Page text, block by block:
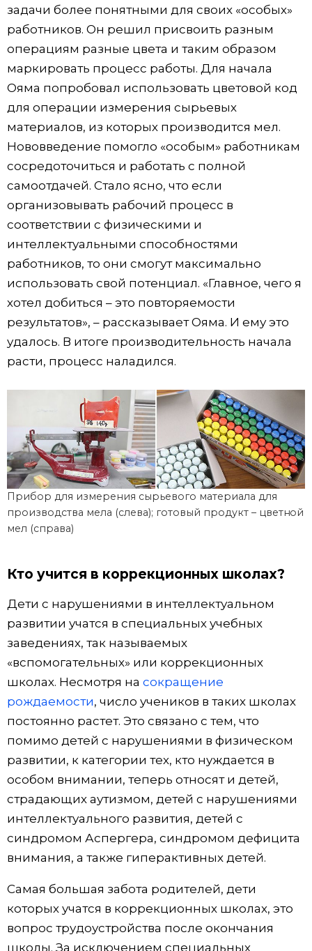
задачи более понятными для своих «особых»
работников. Он решил присвоить разным
операциям разные цвета и таким образом
маркировать процесс работы. Для начала
Ояма попробовал использовать цветовой код
для операции измерения сырьевых
материалов, из которых производится мел.
Нововведение помогло «особым» работникам
сосредоточиться и работать с полной
самоотдачей. Стало ясно, что если
организовывать рабочий процесс в
соответствии с физическими и
интеллектуальными способностями
работников, то они смогут максимально
использовать свой потенциал. «Главное, чего я
хотел добиться – это повторяемости
результатов», – рассказывает Ояма. И ему это
удалось. В итоге производительность начала
расти, процесс наладился.
Прибор для измерения сырьевого материала для
производства мела (слева); готовый продукт – цветной
мел (справа)
Кто учится в коррекционных школах?
Дети с нарушениями в интеллектуальном
развитии учатся в специальных учебных
заведениях, так называемых
«вспомогательных» или коррекционных
школах. Несмотря на сокращение
рождаемости, число учеников в таких школах
постоянно растет. Это связано с тем, что
помимо детей с нарушениями в физическом
развитии, к категории тех, кто нуждается в
особом внимании, теперь относят и детей,
страдающих аутизмом, детей с нарушениями
интеллектуального развития, детей с
синдромом Аспергера, синдромом дефицита
внимания, а также гиперактивных детей.
Самая большая забота родителей, дети
которых учатся в коррекционных школах, это
вопрос трудоустройства после окончания
школы. За исключением специальных